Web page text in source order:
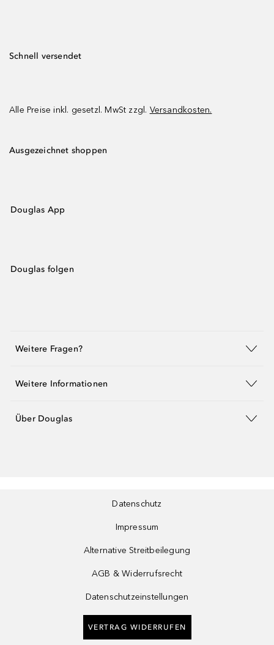
Schnell versendet
Alle Preise inkl. gesetzl. MwSt zzgl. Versandkosten.
Ausgezeichnet shoppen
Douglas App
Douglas folgen
Weitere Fragen?
Weitere Informationen
Über Douglas
Datenschutz
Impressum
Alternative Streitbeilegung
AGB & Widerrufsrecht
Datenschutzeinstellungen
VERTRAG WIDERRUFEN